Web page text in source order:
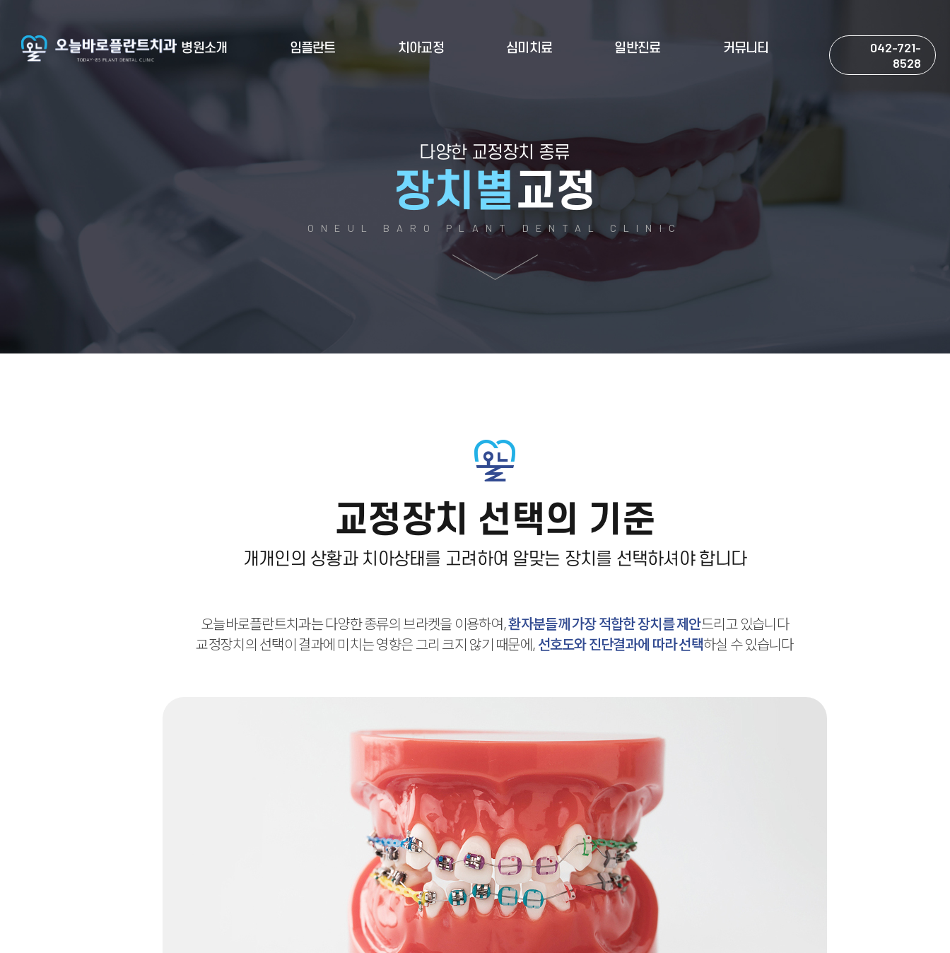
병원소개 임플란트 치아교정 심미치료 일반진료 커뮤니티
042-721-
8528
다양한 교정장치 종류
장치별교정
ONEUL BARO PLANT DENTAL CLINIC
교정장치 선택의 기준
개개인의 상황과 치아상태를 고려하여 알맞는 장치를 선택하셔야 합니다
오늘바로플란트치과는 다양한 종류의 브라켓을 이용하여,환자분들께 가장 적합한 장치를 제안드리고 있습니다
교정장치의 선택이 결과에 미치는 영향은 그리 크지 않기 때문에, 선호도와 진단결과에 따라 선택하실 수 있습니다